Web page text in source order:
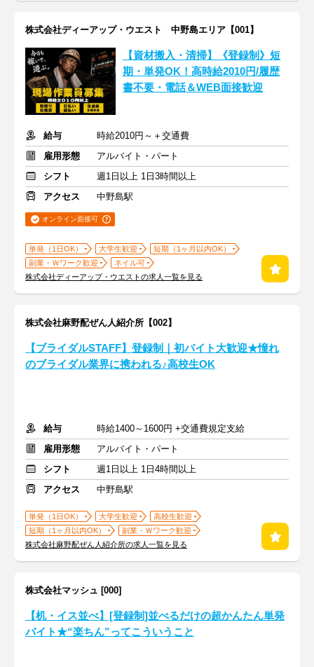
株式会社ディーアップ・ウエスト 中野島エリア【001】
【資材搬入・清掃】《登録制》短
期・単発OK！高時給2010円/履歴
書不要・電話＆WEB面接歓迎
給与
時給2010円～＋交通費
雇用形態
アルバイト・パート
シフト
週1日以上 1日3時間以上
アクセス
中野島駅
オンライン面接可
単発（1日OK） 大学生歓迎
短期（1ヶ月以内OK）
副業・Ｗワーク歓迎
ネイル可
株式会社ディーアップ・ウエストの求人一覧を見る
株式会社麻野配ぜん人紹介所【002】
【ブライダルSTAFF】登録制｜初バイト大歓迎★憧れ
のブライダル業界に携われる♪高校生OK
給与
時給1400～1600円 +交通費規定支給
雇用形態
アルバイト・パート
シフト
週1日以上 1日4時間以上
アクセス
中野島駅
単発（1日OK） 大学生歓迎
高校生歓迎
短期（1ヶ月以内OK）
副業・Ｗワーク歓迎
株式会社麻野配ぜん人紹介所の求人一覧を見る
株式会社マッシュ [000]
【机・イス並べ】[登録制]並べるだけの超かんたん単発
バイト★“楽ちん”ってこういうこと